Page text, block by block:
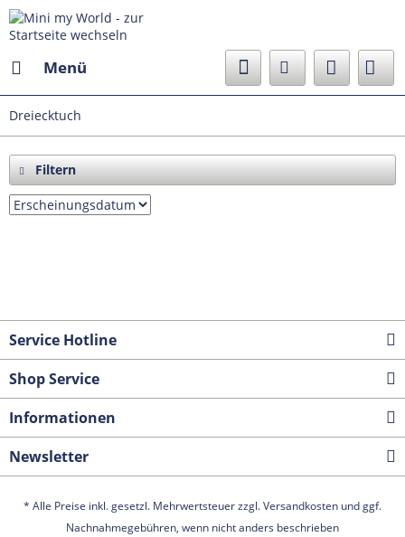
Menü
Dreiecktuch
Filtern
Service Hotline
Shop Service
Informationen
Newsletter
* Alle Preise inkl. gesetzl. Mehrwertsteuer zzgl.Versandkosten und ggf.
Nachnahmegebühren, wenn nicht anders beschrieben